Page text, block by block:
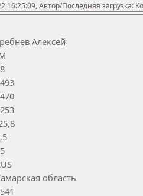
Автор/Последняя загрузка:
Алексей
область